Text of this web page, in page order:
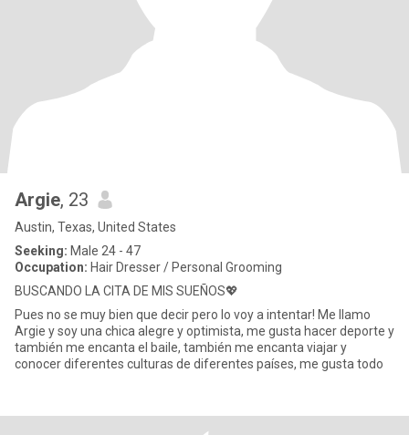
Argie, 23
Austin, Texas, United States
Seeking: Male 24 - 47
Occupation: Hair Dresser / Personal Grooming
BUSCANDO LA CITA DE MIS SUEÑOS💖
Pues no se muy bien que decir pero lo voy a intentar! Me llamo
Argie y soy una chica alegre y optimista, me gusta hacer deporte y
también me encanta el baile, también me encanta viajar y
conocer diferentes culturas de diferentes países, me gusta todo